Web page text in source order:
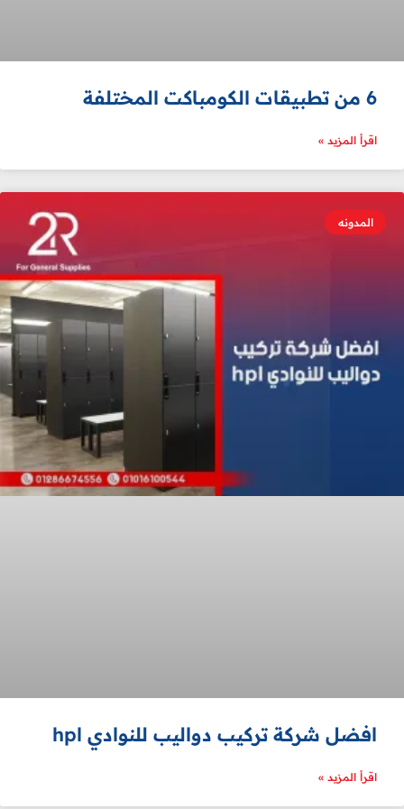
6 من تطبيقات الكومباكت المختلفة
اقرأ المزيد »
المدونه
افضل شركة تركيب دواليب للنوادي hpl
اقرأ المزيد »